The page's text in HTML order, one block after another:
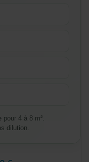
4 à 8 m².
dilution.